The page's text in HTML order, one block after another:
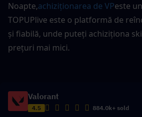
Noapte,achiziționarea de VPeste
TOPUPlive este o platformă de
și fiabilă, unde puteți achiziționa
prețuri mai mici.
Valorant
4.5 884.0k+ sold